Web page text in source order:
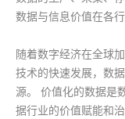
数据与信息价值在各
随着数字经济在全球
技术的快速发展，数
源。 价值化的数据是
据行业的价值赋能和